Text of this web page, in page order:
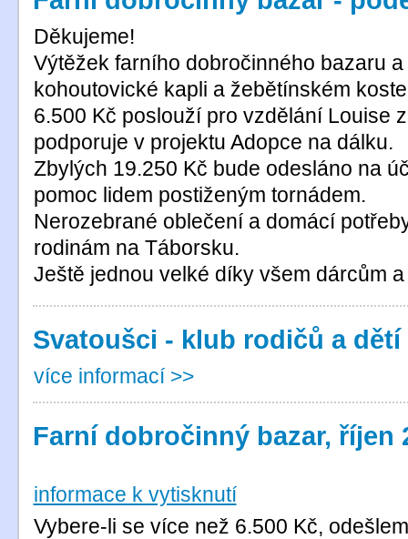
Děkujeme!
Výtěžek farního dobročinného bazaru
kohoutovické kapli a žebětínském
6.500 Kč poslouží pro vzdělání Louise
podporuje v projektu Adopce na dálku.
Zbylých 19.250 Kč bude odesláno na
pomoc lidem postiženým tornádem.
Nerozebrané oblečení a domácí
rodinám na Táborsku.
Ještě jednou velké díky všem dárcům
Svatoušci - klub rodičů a dětí
více informací >>
Farní dobročinný bazar, říjen
informace k vytisknutí
Vybere-li se více než 6.500 Kč,